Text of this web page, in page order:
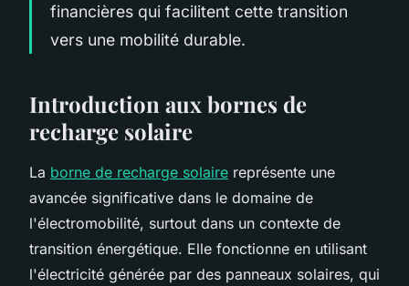
financières qui facilitent cette transition
vers une mobilité durable.
Introduction aux bornes de
recharge solaire
La borne de recharge solaire représente une
avancée significative dans le domaine de
l'électromobilité, surtout dans un contexte de
transition énergétique. Elle fonctionne en utilisant
l'électricité générée par des panneaux solaires, qui